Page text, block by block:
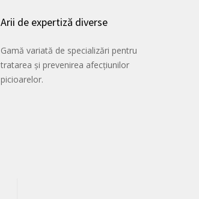
Arii de expertiză diverse
Gamă variată de specializări pentru
tratarea și prevenirea afecțiunilor
picioarelor.